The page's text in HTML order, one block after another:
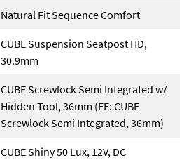
Natural Fit Sequence Comfort
CUBE Suspension Seatpost HD,
30.9mm
CUBE Screwlock Semi Integrated w/
Hidden Tool, 36mm (EE: CUBE
Screwlock Semi Integrated, 36mm)
CUBE Shiny 50 Lux, 12V, DC